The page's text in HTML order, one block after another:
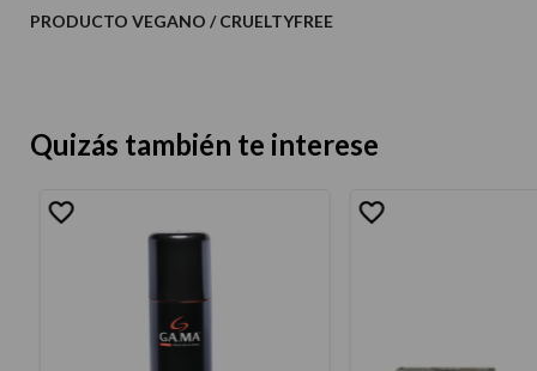
PRODUCTO VEGANO / CRUELTYFREE
Quizás también te interese